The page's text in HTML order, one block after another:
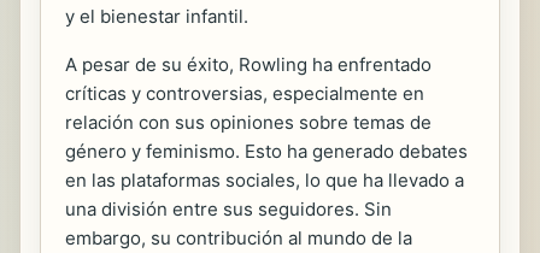
y el bienestar infantil.
A pesar de su éxito, Rowling ha enfrentado
críticas y controversias, especialmente en
relación con sus opiniones sobre temas de
género y feminismo. Esto ha generado debates
en las plataformas sociales, lo que ha llevado a
una división entre sus seguidores. Sin
embargo, su contribución al mundo de la